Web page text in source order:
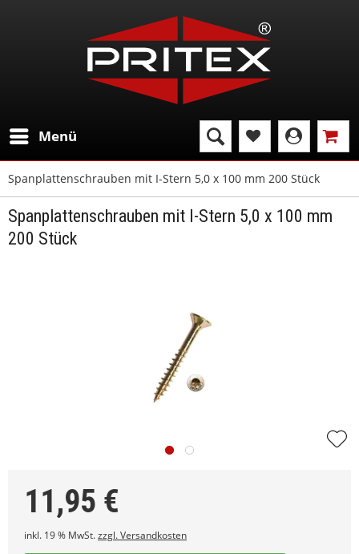
Menü
Spanplattenschrauben mit I-Stern 5,0 x 100 mm 200 Stück
Spanplattenschrauben mit I-Stern 5,0 x 100 mm
200 Stück
11,95 €
inkl. 19 % MwSt.zzgl. Versandkosten